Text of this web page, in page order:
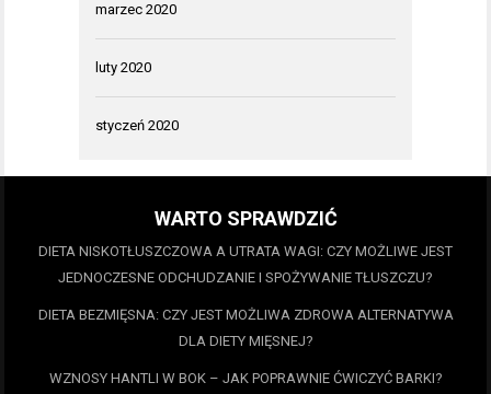
marzec 2020
luty 2020
styczeń 2020
WARTO SPRAWDZIĆ
DIETA NISKOTŁUSZCZOWA A UTRATA WAGI: CZY MOŻLIWE JEST
JEDNOCZESNE ODCHUDZANIE I SPOŻYWANIE TŁUSZCZU?
DIETA BEZMIĘSNA: CZY JEST MOŻLIWA ZDROWA ALTERNATYWA
DLA DIETY MIĘSNEJ?
WZNOSY HANTLI W BOK – JAK POPRAWNIE ĆWICZYĆ BARKI?